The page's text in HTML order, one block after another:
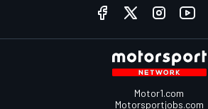
Motor1.com
Motorsportjobs.com